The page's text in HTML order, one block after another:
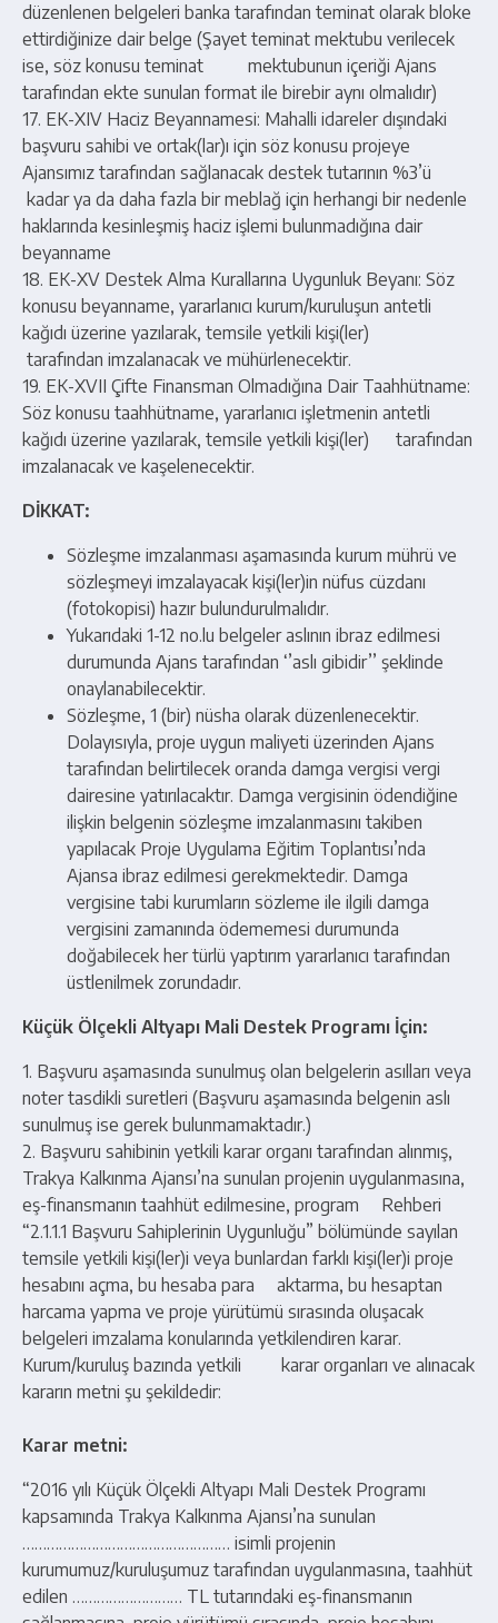
düzenlenen belgeleri banka tarafından teminat olarak bloke
ettirdiğinize dair belge (Şayet teminat mektubu verilecek
ise, söz konusu teminat mektubunun içeriği Ajans
tarafından ekte sunulan format ile birebir aynı olmalıdır)
17. EK-XIV Haciz Beyannamesi: Mahalli idareler dışındaki
başvuru sahibi ve ortak(lar)ı için söz konusu projeye
Ajansımız tarafından sağlanacak destek tutarının %3’ü
kadar ya da daha fazla bir meblağ için herhangi bir nedenle
haklarında kesinleşmiş haciz işlemi bulunmadığına dair
beyanname
18. EK-XV Destek Alma Kurallarına Uygunluk Beyanı: Söz
konusu beyanname, yararlanıcı kurum/kuruluşun antetli
kağıdı üzerine yazılarak, temsile yetkili kişi(ler)
tarafından imzalanacak ve mühürlenecektir.
19. EK-XVII Çifte Finansman Olmadığına Dair Taahhütname:
Söz konusu taahhütname, yararlanıcı işletmenin antetli
kağıdı üzerine yazılarak, temsile yetkili kişi(ler) tarafından
imzalanacak ve kaşelenecektir.
DİKKAT:
Sözleşme imzalanması aşamasında kurum mührü ve
sözleşmeyi imzalayacak kişi(ler)in nüfus cüzdanı
(fotokopisi) hazır bulundurulmalıdır.
Yukarıdaki 1-12 no.lu belgeler aslının ibraz edilmesi
durumunda Ajans tarafından ‘’aslı gibidir’’ şeklinde
onaylanabilecektir.
Sözleşme, 1 (bir) nüsha olarak düzenlenecektir.
Dolayısıyla, proje uygun maliyeti üzerinden Ajans
tarafından belirtilecek oranda damga vergisi vergi
dairesine yatırılacaktır. Damga vergisinin ödendiğine
ilişkin belgenin sözleşme imzalanmasını takiben
yapılacak Proje Uygulama Eğitim Toplantısı’nda
Ajansa ibraz edilmesi gerekmektedir. Damga
vergisine tabi kurumların sözleme ile ilgili damga
vergisini zamanında ödememesi durumunda
doğabilecek her türlü yaptırım yararlanıcı tarafından
üstlenilmek zorundadır.
Küçük Ölçekli Altyapı Mali Destek Programı İçin:
1. Başvuru aşamasında sunulmuş olan belgelerin asılları veya
noter tasdikli suretleri (Başvuru aşamasında belgenin aslı
sunulmuş ise gerek bulunmamaktadır.)
2. Başvuru sahibinin yetkili karar organı tarafından alınmış,
Trakya Kalkınma Ajansı’na sunulan projenin uygulanmasına,
eş-finansmanın taahhüt edilmesine, program Rehberi
“2.1.1.1 Başvuru Sahiplerinin Uygunluğu” bölümünde sayılan
temsile yetkili kişi(ler)i veya bunlardan farklı kişi(ler)i proje
hesabını açma, bu hesaba para aktarma, bu hesaptan
harcama yapma ve proje yürütümü sırasında oluşacak
belgeleri imzalama konularında yetkilendiren karar.
Kurum/kuruluş bazında yetkili karar organları ve alınacak
kararın metni şu şekildedir:
Karar metni:
“2016 yılı Küçük Ölçekli Altyapı Mali Destek Programı
kapsamında Trakya Kalkınma Ajansı’na sunulan
…………………………………………… isimli projenin
kurumumuz/kuruluşumuz tarafından uygulanmasına, taahhüt
edilen ……………………… TL tutarındaki eş-finansmanın